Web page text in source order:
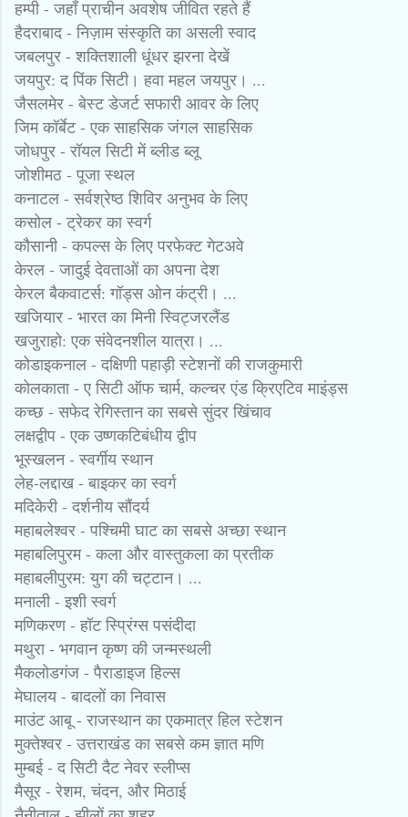
हम्पी - जहाँ प्राचीन अवशेष जीवित रहते हैं
हैदराबाद - निज़ाम संस्कृति का असली स्वाद
जबलपुर - शक्तिशाली धूंधर झरना देखें
जयपुर: द पिंक सिटी। हवा महल जयपुर। ...
जैसलमेर - बेस्ट डेजर्ट सफारी आवर के लिए
जिम कॉर्बेट - एक साहसिक जंगल साहसिक
जोधपुर - रॉयल सिटी में ब्लीड ब्लू
जोशीमठ - पूजा स्थल
कनाटल - सर्वश्रेष्ठ शिविर अनुभव के लिए
कसोल - ट्रेकर का स्वर्ग
कौसानी - कपल्स के लिए परफेक्ट गेटअवे
केरल - जादुई देवताओं का अपना देश
केरल बैकवाटर्स: गॉड्स ओन कंट्री। ...
खजियार - भारत का मिनी स्विट्जरलैंड
खजुराहो: एक संवेदनशील यात्रा। ...
कोडाइकनाल - दक्षिणी पहाड़ी स्टेशनों की राजकुमारी
कोलकाता - ए सिटी ऑफ चार्म, कल्चर एंड क्रिएटिव माइंड्स
कच्छ - सफेद रेगिस्तान का सबसे सुंदर खिंचाव
लक्षद्वीप - एक उष्णकटिबंधीय द्वीप
भूस्खलन - स्वर्गीय स्थान
लेह-लद्दाख - बाइकर का स्वर्ग
मदिकेरी - दर्शनीय सौंदर्य
महाबलेश्वर - पश्चिमी घाट का सबसे अच्छा स्थान
महाबलिपुरम - कला और वास्तुकला का प्रतीक
महाबलीपुरम: युग की चट्टान। ...
मनाली - इशी स्वर्ग
मणिकरण - हॉट स्प्रिंग्स पसंदीदा
मथुरा - भगवान कृष्ण की जन्मस्थली
मैकलोडगंज - पैराडाइज हिल्स
मेघालय - बादलों का निवास
माउंट आबू - राजस्थान का एकमात्र हिल स्टेशन
मुक्तेश्वर - उत्तराखंड का सबसे कम ज्ञात मणि
मुम्बई - द सिटी दैट नेवर स्लीप्स
मैसूर - रेशम, चंदन, और मिठाई